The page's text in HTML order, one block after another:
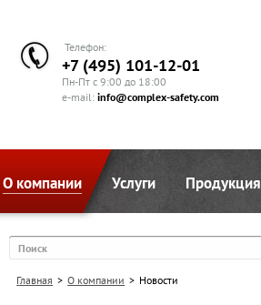
Телефон:
+7 (495) 101-12-01
Пн-Пт с 9:00 до 18:00
e-mail:info@complex-safety.com
О компании Услуги Продукция
Поиск
Главная > О компании > Новости